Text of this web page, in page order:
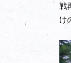
戦
け